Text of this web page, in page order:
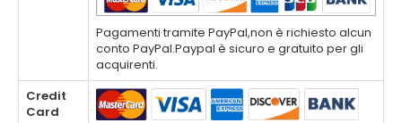
Pagamenti tramite PayPal,non è richiesto alcun
conto PayPal.Paypal è sicuro e gratuito per gli
acquirenti.
Credit
Card